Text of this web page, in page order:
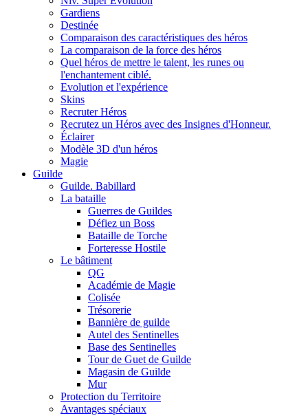
Gardiens
Destinée
Comparaison des caractéristiques des héros
La comparaison de la force des héros
Quel héros de mettre le talent, les runes ou
l'enchantement ciblé.
Evolution et l'expérience
Skins
Recruter Héros
Recrutez un Héros avec des Insignes d'Honneur.
Éclairer
Modèle 3D d'un héros
Magie
Guilde
Guilde. Babillard
La bataille
Guerres de Guildes
Défiez un Boss
Bataille de Torche
Forteresse Hostile
Le bâtiment
QG
Académie de Magie
Colisée
Trésorerie
Bannière de guilde
Autel des Sentinelles
Base des Sentinelles
Tour de Guet de Guilde
Magasin de Guilde
Mur
Protection du Territoire
Avantages spéciaux